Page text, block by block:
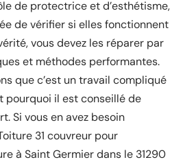
de protectrice et d’esthétisme,
de vérifier si elles fonctionnent
vous devez les réparer par
et méthodes performantes.
que c’est un travail compliqué
pourquoi il est conseillé de
Si vous en avez besoin
31 couvreur pour
à Saint Germier dans le 31290